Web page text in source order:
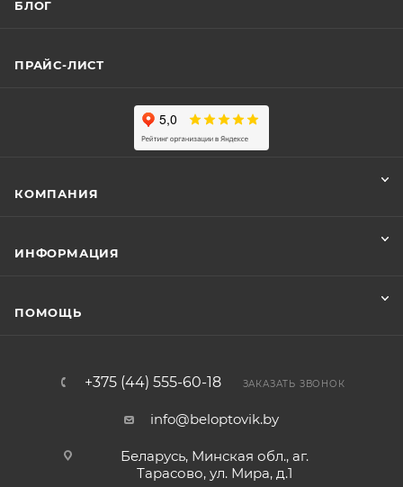
БЛОГ
ПРАЙС-ЛИСТ
КОМПАНИЯ
ИНФОРМАЦИЯ
ПОМОЩЬ
+375 (44) 555-60-18 ЗАКАЗАТЬ ЗВОНОК
info@beloptovik.by
Беларусь, Минская обл., аг.
Тарасово, ул. Мира, д.1